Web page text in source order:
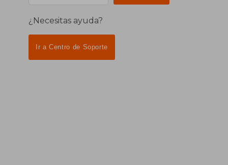
¿Necesitas ayuda?
Ir a Centro de Soporte